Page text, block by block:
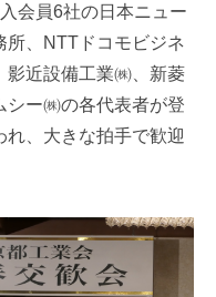
会員6社の日本ニュー
所、NTTドコモビジネ
影近設備工業㈱、新菱
シー㈱の各代表者が登
、大きな拍手で歓迎